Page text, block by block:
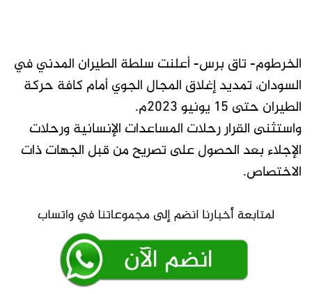
الخرطوم- تاق برس- أعلنت سلطة الطيران المدني في
السودان، تمديد إغلاق المجال الجوي أمام كافة حركة
الطيران حتى 15 يونيو 2023م.
واستثنى القرار رحلات المساعدات الإنسانية ورحلات
الإجلاء بعد الحصول على تصريح من قبل الجهات ذات
الاختصاص.